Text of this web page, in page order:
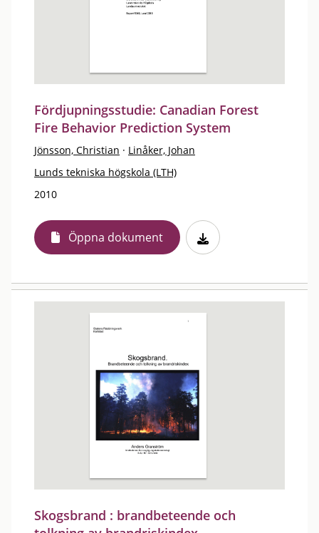
Fördjupningsstudie: Canadian Forest
Fire Behavior Prediction System
Jönsson, Christian · Linåker, Johan
Lunds tekniska högskola (LTH)
2010
Öppna dokument
Skogsbrand : brandbeteende och